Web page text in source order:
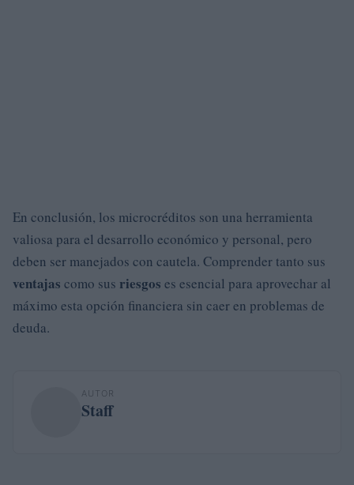
En conclusión, los microcréditos son una herramienta
valiosa para el desarrollo económico y personal, pero
deben ser manejados con cautela. Comprender tanto sus
ventajas como sus riesgos es esencial para aprovechar al
máximo esta opción financiera sin caer en problemas de
deuda.
AUTOR
Staff